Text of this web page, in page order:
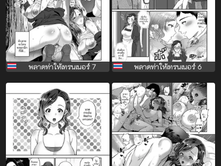
พลาดท่าให้เทรนเนอร์ 7 พลาดท่าให้เทรนเนอร์ 6